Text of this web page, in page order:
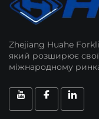
Zhejiang Huahe
який розширює свої
міжнародному